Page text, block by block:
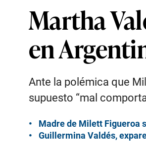
Martha
en
Ante la polémica que
supuesto “mal
Madre de Milett Figueroa
Guillermina Valdés,